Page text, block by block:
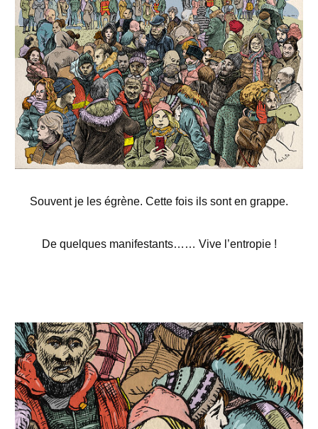
Souvent je les égrène. Cette fois ils sont en grappe.
De quelques manifestants… … Vive l’entropie !